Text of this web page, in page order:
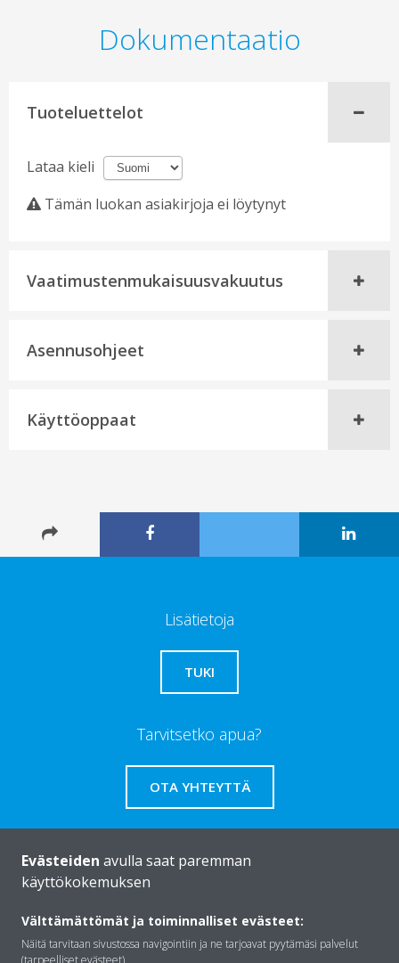
Dokumentaatio
Tuoteluettelot
Lataa kieli
Tämän luokan asiakirjoja ei löytynyt
Vaatimustenmukaisuusvakuutus
Asennusohjeet
Käyttöoppaat
Lisätietoja
TUKI
Tarvitsetko apua?
OTA YHTEYTTÄ
Daikinista
Evästeiden avulla saat paremman
käyttökokemuksen
Välttämättömät ja toiminnalliset evästeet:
Näitä tarvitaan sivustossa navigointiin ja ne tarjoavat pyytämäsi palvelut
(tarpeelliset evästeet).